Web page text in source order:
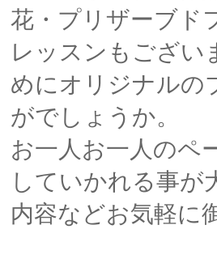
花・プリザーブド
レッスンもござい
めにオリジナルの
がでしょうか。
お一人お一人のペ
していかれる事が
内容などお気軽に